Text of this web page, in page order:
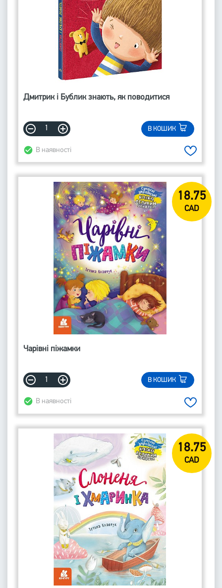
Дмитрик і Бублик знають, як поводитися
В КОШИК
В наявності
18.75
CAD
Чарівні піжамки
В КОШИК
В наявності
18.75
CAD